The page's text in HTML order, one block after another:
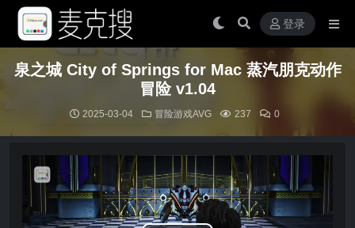
登录
泉之城 City of Springs for Mac 蒸汽朋克动作
冒险 v1.04
2025-03-04 冒险游戏AVG 237 0